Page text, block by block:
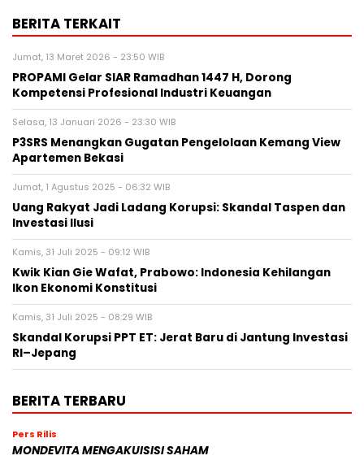
BERITA TERKAIT
Jumat, 13 Maret 2026 - 23:50 WIB
PROPAMI Gelar SIAR Ramadhan 1447 H, Dorong
Kompetensi Profesional Industri Keuangan
Selasa, 13 Januari 2026 - 23:30 WIB
P3SRS Menangkan Gugatan Pengelolaan Kemang View
Apartemen Bekasi
Jumat, 1 Agustus 2025 - 06:32 WIB
Uang Rakyat Jadi Ladang Korupsi: Skandal Taspen dan
Investasi Ilusi
Kamis, 31 Juli 2025 - 09:12 WIB
Kwik Kian Gie Wafat, Prabowo: Indonesia Kehilangan
Ikon Ekonomi Konstitusi
Kamis, 31 Juli 2025 - 08:29 WIB
Skandal Korupsi PPT ET: Jerat Baru di Jantung Investasi
RI–Jepang
BERITA TERBARU
Pers Rilis
MONDEVITA MENGAKUISISI SAHAM